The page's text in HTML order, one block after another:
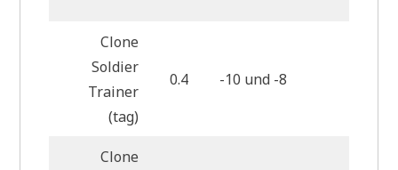
Clone
Soldier
Trainer
(tag)
0.4 -10 und -8
Clone